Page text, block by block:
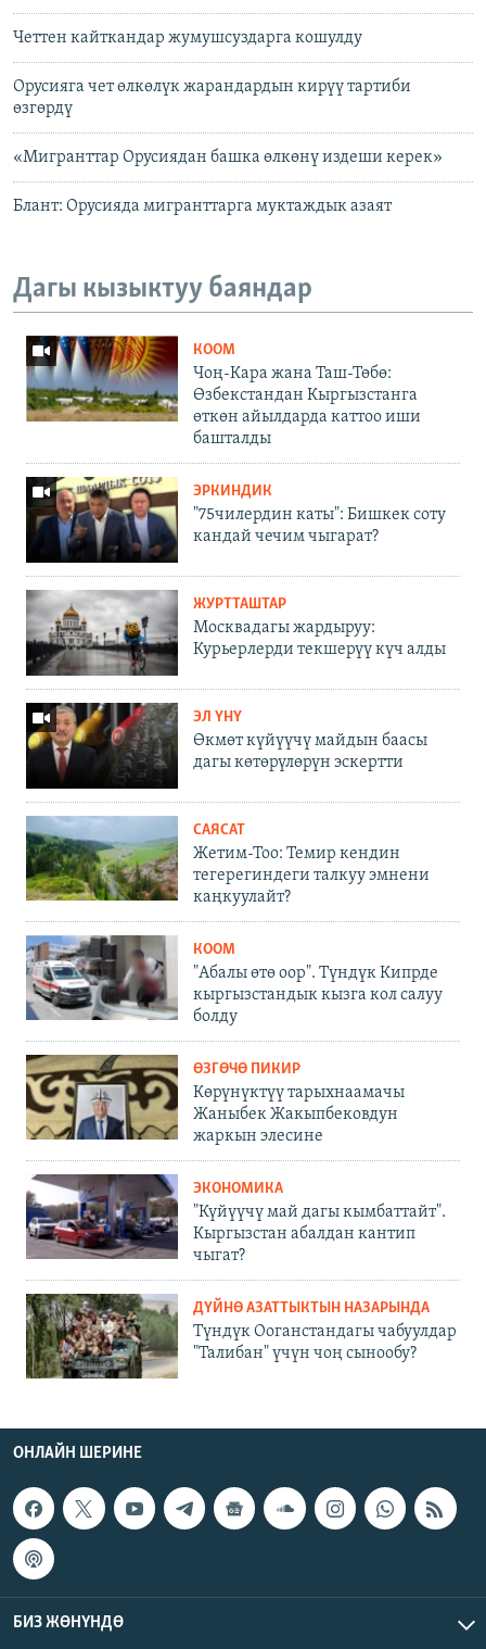
Четтен кайткандар жумушсуздарга кошулду
Орусияга чет өлкөлүк жарандардын кирүү тартиби
өзгөрдү
«Мигранттар Орусиядан башка өлкөнү издеши керек»
Блант: Орусияда мигранттарга муктаждык азаят
Дагы кызыктуу баяндар
КООМ
Чоң-Кара жана Таш-Төбө:
Өзбекстандан Кыргызстанга
өткөн айылдарда каттоо иши
башталды
ЭРКИНДИК
"75чилердин каты": Бишкек соту
кандай чечим чыгарат?
ЖУРТТАШТАР
Москвадагы жардыруу:
Курьерлерди текшерүү күч алды
ЭЛ ҮНҮ
Өкмөт күйүүчү майдын баасы
дагы көтөрүлөрүн эскертти
САЯСАТ
Жетим-Тоо: Темир кендин
тегерегиндеги талкуу эмнени
каңкуулайт?
КООМ
"Абалы өтө оор". Түндүк Кипрде
кыргызстандык кызга кол салуу
болду
ӨЗГӨЧӨ ПИКИР
Көрүнүктүү тарыхнаамачы
Жаныбек Жакыпбековдун
жаркын элесине
ЭКОНОМИКА
"Күйүүчү май дагы кымбаттайт".
Кыргызстан абалдан кантип
чыгат?
ДҮЙНӨ АЗАТТЫКТЫН НАЗАРЫНДА
Түндүк Ооганстандагы чабуулдар
"Талибан" үчүн чоң сынообу?
ОНЛАЙН ШЕРИНЕ
БИЗ ЖӨНҮНДӨ